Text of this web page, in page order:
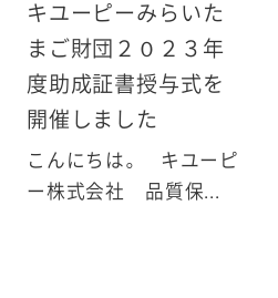
キユーピーみらいた
まご財団２０２３年
度助成証書授与式を
開催しました
こんにちは。 キユーピ
ー株式会社 品質保...